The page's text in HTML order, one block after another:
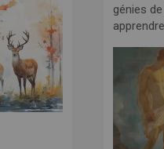
génies